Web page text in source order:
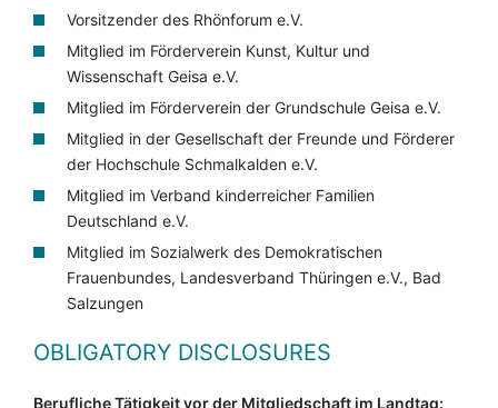
Vorsitzender des Rhönforum e.V.
Mitglied im Förderverein Kunst, Kultur und
Wissenschaft Geisa e.V.
Mitglied im Förderverein der Grundschule Geisa e.V.
Mitglied in der Gesellschaft der Freunde und Förderer
der Hochschule Schmalkalden e.V.
Mitglied im Verband kinderreicher Familien
Deutschland e.V.
Mitglied im Sozialwerk des Demokratischen
Frauenbundes, Landesverband Thüringen e.V., Bad
Salzungen
OBLIGATORY DISCLOSURES
Berufliche Tätigkeit vor der Mitgliedschaft im Landtag: